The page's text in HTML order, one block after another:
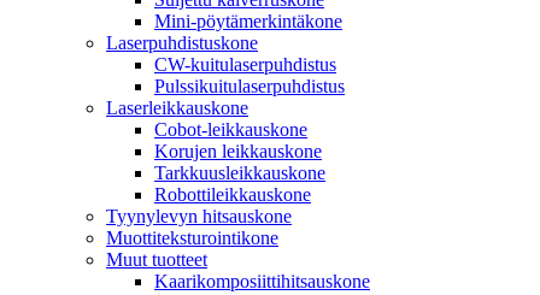
Mini-pöytämerkintäkone
Laserpuhdistuskone
CW-kuitulaserpuhdistus
Pulssikuitulaserpuhdistus
Laserleikkauskone
Cobot-leikkauskone
Korujen leikkauskone
Tarkkuusleikkauskone
Robottileikkauskone
Tyynylevyn hitsauskone
Muottiteksturointikone
Muut tuotteet
Kaarikomposiittihitsauskone